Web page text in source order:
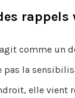
rappels
comme un
pas la
elle vient